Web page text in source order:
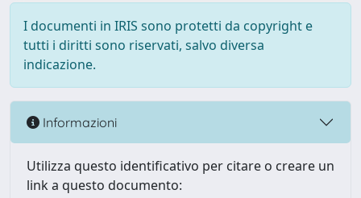
I documenti in IRIS sono protetti da copyright e
tutti i diritti sono riservati, salvo diversa
indicazione.
Informazioni
Utilizza questo identificativo per citare o creare un
link a questo documento: